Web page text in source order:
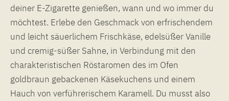
deiner E-Zigarette genießen, wann und wo immer du
möchtest. Erlebe den Geschmack von erfrischendem
und leicht säuerlichem Frischkäse, edelsüßer Vanille
und cremig-süßer Sahne, in Verbindung mit den
charakteristischen Röstaromen des im Ofen
goldbraun gebackenen Käsekuchens und einem
Hauch von verführerischem Karamell. Du musst also